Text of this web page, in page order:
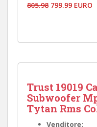
805.98 799.99 EURO
Trust 19019
Subwoofer
Tytan Rms
Venditore: